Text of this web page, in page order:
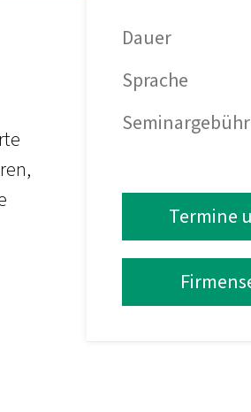
Dauer
Sprache
Seminargebühr
Termine